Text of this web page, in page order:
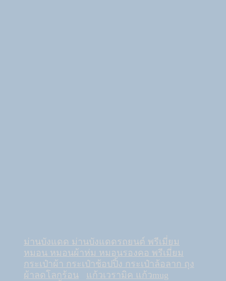
ม่านบังแดด ม่านบังแดดรถยนต์ พรีเมี่ยม
หมอน หมอนผ้าห่ม หมอนรองคอ พรีเมี่ยม
กระเป๋าผ้า กระเป๋าช้อปปิ้ง กระเป๋าล้อลาก ถุง
ผ้าลดโลกร้อน
แก้วเวรามิค แก้วmug